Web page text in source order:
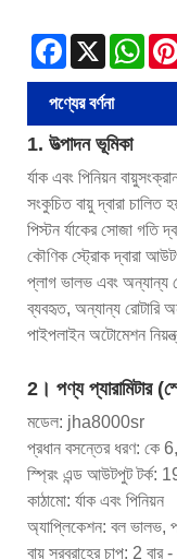
Facebook
X
পণ্যের বর্ণনা
1. উত্পাদন ভূমিকা
র্যাক এবং পিনিয়ন
সংকুচিত বায়ু দ্বারা চালিত
পিস্টন র্যাকের সোজা গতি
কৌণিক স্ট্রোক দ্বারা
প্লাগ ভালভ এবং অন্যান্য
ব্যবহৃত, অন্যান্য রোটারি
পাইপলাইন অটোমেশন
2। পণ্য প্যারামিটার
মডেল: jha8000sr
প্রধান বসন্তের ধরণ: কে
স্প্রিং এন্ড আউটপুট
কাঠামো: র্যাক এবং পিনিয়ন
অ্যাপ্লিকেশন: বল ভালভ,
বায়ু সরবরাহের চাপ: 2 বার -